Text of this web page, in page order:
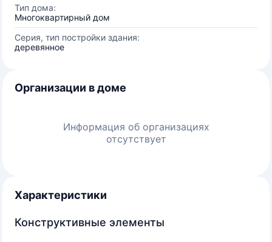
Тип дома:
Многоквартирный дом
Серия, тип постройки здания:
деревянное
Организации в доме
Информация об организациях
отсутствует
Характеристики
Конструктивные элементы